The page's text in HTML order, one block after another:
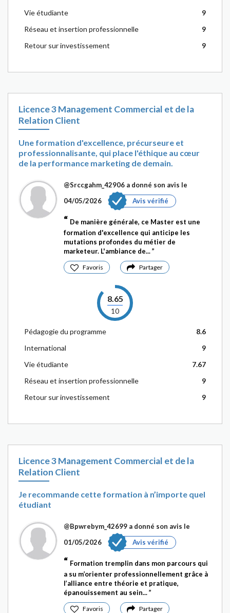
Vie étudiante
9
Réseau et insertion professionnelle
9
Retour sur investissement
9
Licence 3 Management Commercial et de la
Relation Client
Une formation d'excellence, précurseure et
professionnalisante, qui place l'éthique au cœur
de la performance marketing de demain.
@Srccgahm_42906 a donné son avis le
04/05/2026
Avis vérifié
De manière générale, ce Master est une
formation d'excellence qui anticipe les
mutations profondes du métier de
marketeur. L'ambiance de...
Favoris Partager
8.65
10
Pédagogie du programme
8.6
International
9
Vie étudiante
7.67
Réseau et insertion professionnelle
9
Retour sur investissement
9
Licence 3 Management Commercial et de la
Relation Client
Je recommande cette formation à n’importe quel
étudiant
@Bpwrebym_42699 a donné son avis le
01/05/2026
Avis vérifié
Formation tremplin dans mon parcours qui
a su m’orienter professionnellement grâce à
l’alliance entre théorie et pratique,
épanouissement au sein...
Favoris Partager